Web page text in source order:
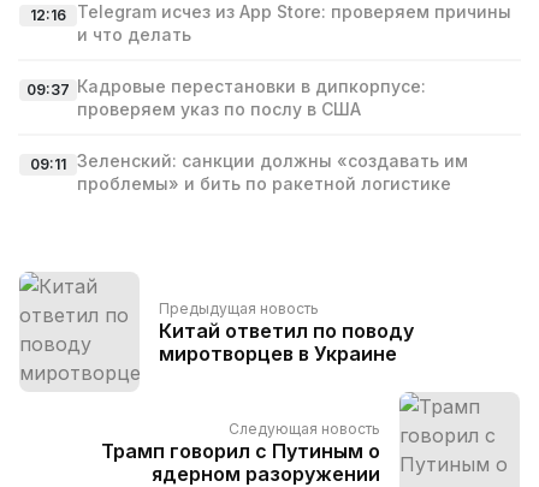
12:16
Telegram исчез из App Store: проверяем причины
и что делать
09:37 Кадровые перестановки в дипкорпусе:
проверяем указ по послу в США
09:11 Зеленский: санкции должны «создавать им
проблемы» и бить по ракетной логистике
Предыдущая новость
Китай ответил по поводу
миротворцев в Украине
Следующая новость
Трамп говорил с Путиным о
ядерном разоружении